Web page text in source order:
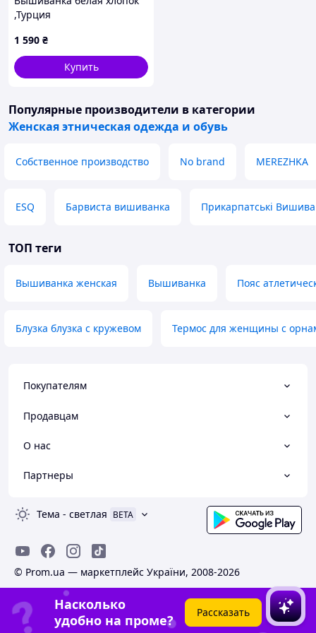
,Турция
1 590 ₴
Купить
Популярные производители в категории
Женская этническая одежда и обувь
Собственное производство No brand MEREZHKA
ESQ Барвиста вишиванка Прикарпатські
ТОП теги
Вышиванка женская Вышиванка Пояс
Блузка блузка с кружевом Термос для женщины с
Покупателям
Продавцам
О нас
Партнеры
Тема - светлая BETA
© Prom.ua — маркетплейс України, 2008-2026
Насколько
удобно на проме?
Рассказать